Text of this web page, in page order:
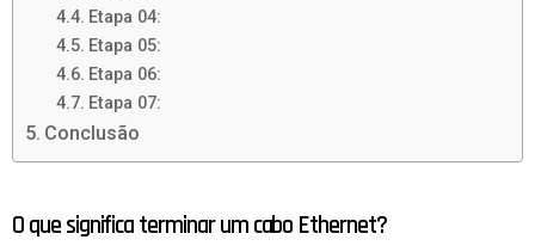
Etapa 04:
Etapa 05:
Etapa 06:
Etapa 07:
Conclusão
O que significa terminar um cabo Ethernet?